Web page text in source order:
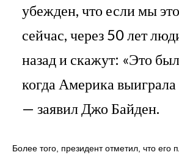
убежден, что если мы
сейчас, через 50 лет
назад и скажут: «Это
когда Америка выиграла
— заявил Джо Байден.
Более того, президент отметил, что его